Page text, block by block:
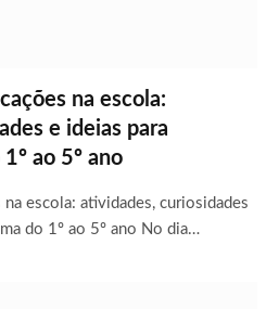
na escola:
e ideias para
ao 5º ano
na escola: atividades, curiosidades
do 1º ao 5º ano No dia…